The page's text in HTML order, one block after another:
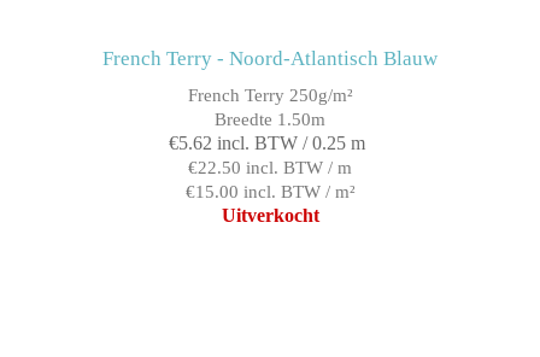
French Terry - Noord-Atlantisch Blauw
French Terry 250g/m²
Breedte 1.50m
€5.62 incl. BTW / 0.25 m
€22.50 incl. BTW / m
€15.00 incl. BTW / m²
Uitverkocht